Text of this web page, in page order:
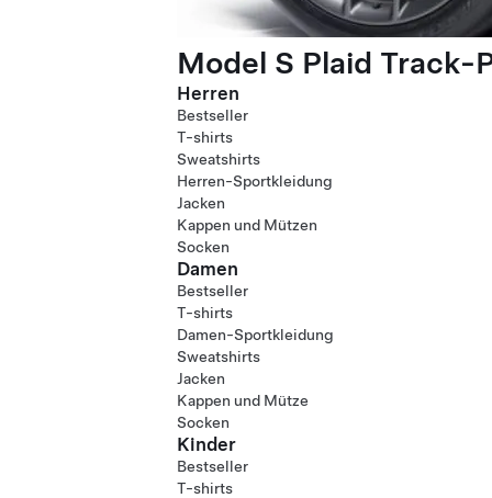
Model S Plaid Track-
Herren
Bestseller
T-shirts
Sweatshirts
Herren-Sportkleidung
Jacken
Kappen und Mützen
Socken
Damen
Bestseller
T-shirts
Damen-Sportkleidung
Sweatshirts
Jacken
Kappen und Mütze
Socken
Kinder
Bestseller
T-shirts